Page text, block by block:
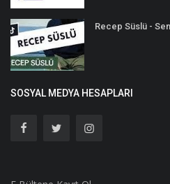
Recep Süslü -
SOSYAL MEDYA HESAPLARI